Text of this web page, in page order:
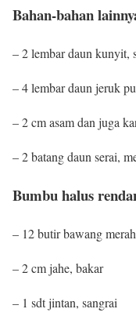
Bahan-bahan
– 2 lembar daun kunyit,
– 4 lembar daun jeruk
– 2 cm asam dan juga
– 2 batang daun serai,
Bumbu halus
– 12 butir bawang merah
– 2 cm jahe, bakar
– 1 sdt jintan, sangrai